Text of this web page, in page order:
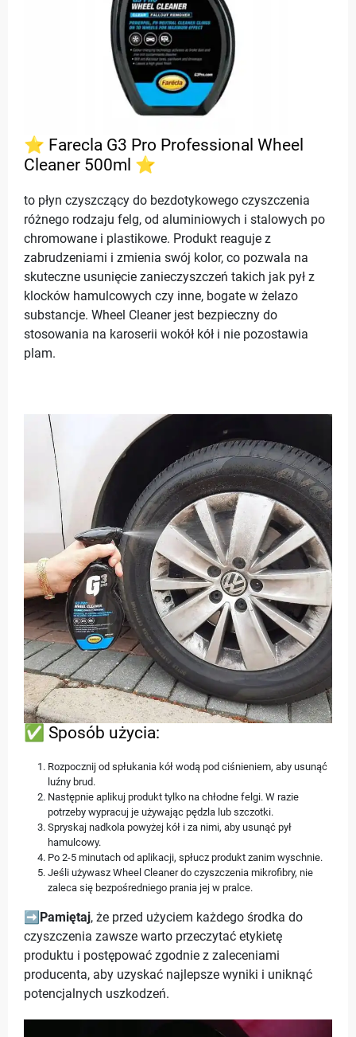
⭐ Farecla G3 Pro Professional Wheel
Cleaner 500ml ⭐
to płyn czyszczący do bezdotykowego czyszczenia
różnego rodzaju felg, od aluminiowych i stalowych po
chromowane i plastikowe. Produkt reaguje z
zabrudzeniami i zmienia swój kolor, co pozwala na
skuteczne usunięcie zanieczyszczeń takich jak pył z
klocków hamulcowych czy inne, bogate w żelazo
substancje. Wheel Cleaner jest bezpieczny do
stosowania na karoserii wokół kół i nie pozostawia
plam.
✅ Sposób użycia:
Rozpocznij od spłukania kół wodą pod ciśnieniem, aby usunąć
luźny brud.
Następnie aplikuj produkt tylko na chłodne felgi. W razie
potrzeby wypracuj je używając pędzla lub szczotki.
Spryskaj nadkola powyżej kół i za nimi, aby usunąć pył
hamulcowy.
Po 2-5 minutach od aplikacji, spłucz produkt zanim wyschnie.
Jeśli używasz Wheel Cleaner do czyszczenia mikrofibry, nie
zaleca się bezpośredniego prania jej w pralce.
➡️ Pamiętaj, że przed użyciem każdego środka do
czyszczenia zawsze warto przeczytać etykietę
produktu i postępować zgodnie z zaleceniami
producenta, aby uzyskać najlepsze wyniki i uniknąć
potencjalnych uszkodzeń.